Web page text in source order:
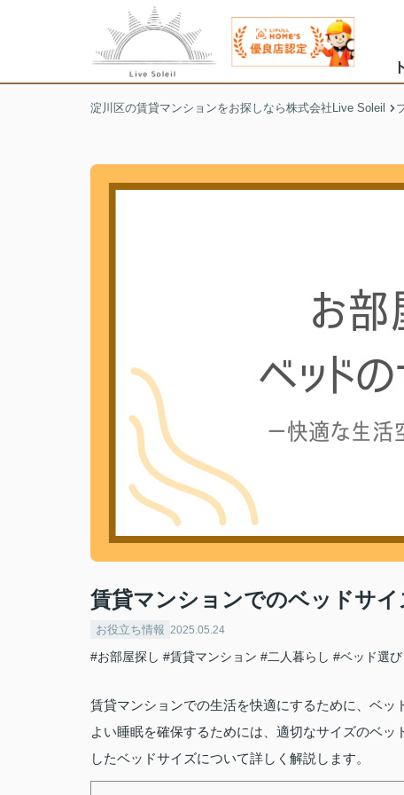
淀川区の賃貸マンションをお探しなら株式会社Live Soleil
賃貸マンションでのベッドサ
お役立ち情報 2025.05.24
#お部屋探し #賃貸マンション #二人暮らし #ベッド選び
賃貸マンションでの生活を快適にするために、ベ
よい睡眠を確保するためには、適切なサイズのベ
したベッドサイズについて詳しく解説します。